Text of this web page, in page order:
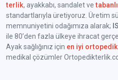
terlik, ayakkabı, sandalet ve
standartlarıyla üretiyoruz. Üretim
memnuniyetini odağımıza alarak;
ile 80’den fazla ülkeye ihracat
Ayak sağlığınız için en iyi
medikal çözümler